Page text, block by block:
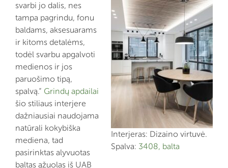
Interjeras: Dizaino virtuvė.
Spalva: 3408, balta
svarbi jo dalis, nes
tampa pagrindu, fonu
baldams, aksesuarams
ir kitoms detalėms,
todėl svarbu apgalvoti
medienos ir jos
paruošimo tipą,
spalvą.“ Grindų apdailai
šio stiliaus interjere
dažniausiai naudojama
natūrali kokybiška
mediena, tad
pasirinktas alyvuotas
baltas ąžuolas iš UAB